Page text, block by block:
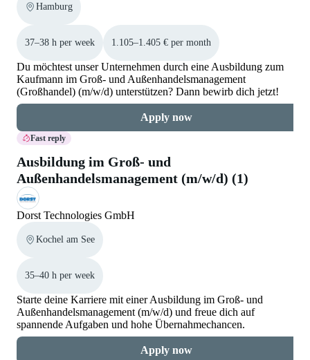
Hamburg
37–38 h per week 1.105–1.405 € per month
Du möchtest unser Unternehmen durch eine Ausbildung zum
Kaufmann im Groß- und Außenhandelsmanagement
(Großhandel) (m/w/d) unterstützen? Dann bewirb dich jetzt!
Apply now
Fast reply
Ausbildung im Groß- und
Außenhandelsmanagement (m/w/d) (1)
Dorst Technologies GmbH
Kochel am See
35–40 h per week
Starte deine Karriere mit einer Ausbildung im Groß- und
Außenhandelsmanagement (m/w/d) und freue dich auf
spannende Aufgaben und hohe Übernahmechancen.
Apply now